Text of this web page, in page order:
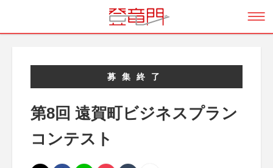
募集終了
第8回 遠賀町ビジネスプラン
コンテスト